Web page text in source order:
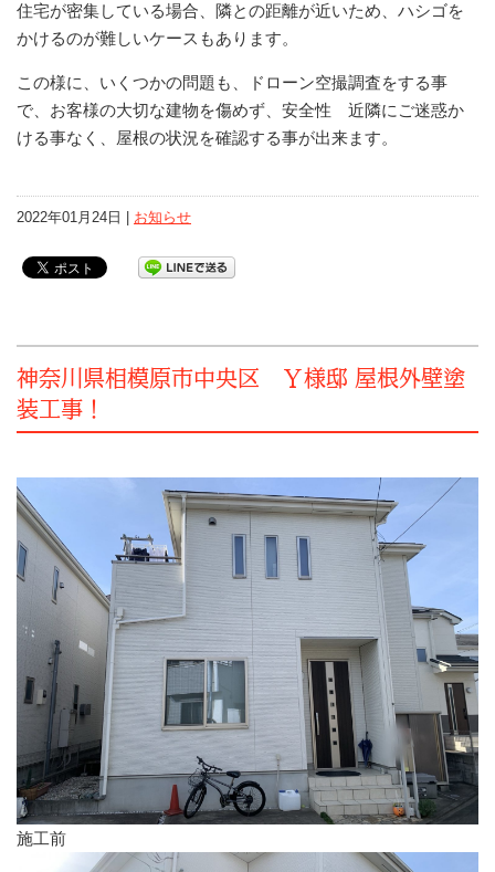
住宅が密集している場合、隣との距離が近いため、ハシゴを
かけるのが難しいケースもあります。
この様に、いくつかの問題も、ドローン空撮調査をする事
で、お客様の大切な建物を傷めず、安全性 近隣にご迷惑か
ける事なく、屋根の状況を確認する事が出来ます。
2022年01月24日 | お知らせ
神奈川県相模原市中央区 Ｙ様邸 屋根外壁塗
装工事！
施工前